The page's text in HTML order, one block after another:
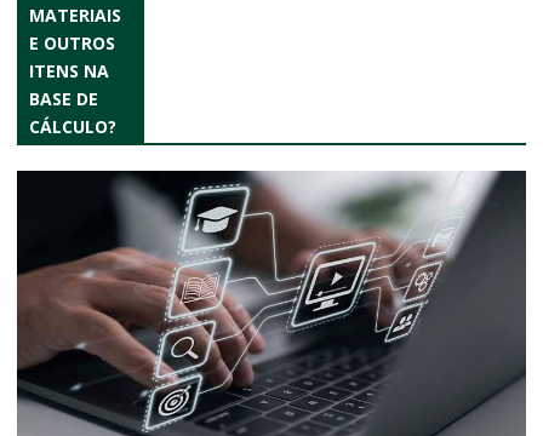
MATERIAIS
E OUTROS
ITENS NA
BASE DE
CÁLCULO?